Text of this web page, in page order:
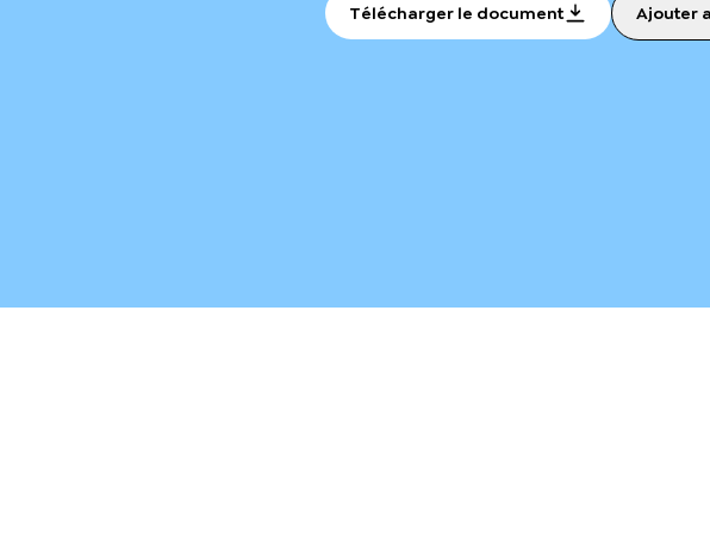
Télécharger le document Ajouter